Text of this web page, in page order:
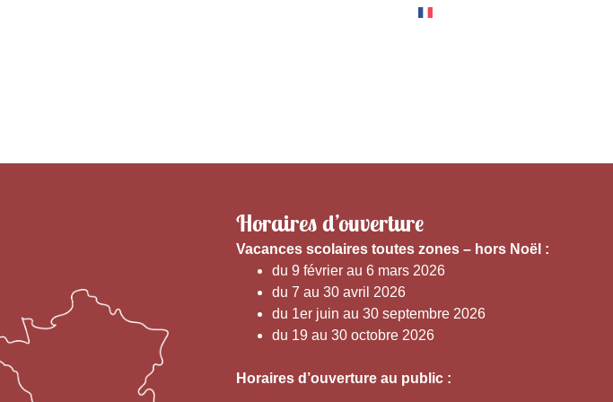
Horaires d’ouverture
Vacances scolaires toutes zones – hors Noël :
du 9 février au 6 mars 2026
du 7 au 30 avril 2026
du 1er juin au 30 septembre 2026
du 19 au 30 octobre 2026
Horaires d’ouverture au public :